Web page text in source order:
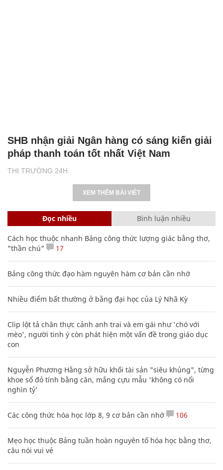
THỊ TRƯỜNG 24H
SHB nhận giải Ngân hàng có sáng kiến giải
pháp thanh toán tốt nhất Việt Nam
XEM THÊM BÀI VIẾT
Đọc nhiều Bình luận nhiều
Cách học thuộc nhanh Bảng công thức lượng giác bằng thơ,
"thần chú"
17
Bảng công thức đạo hàm nguyên hàm cơ bản cần nhớ
Nhiều điểm bất thường ở bằng đại học của Lý Nhã Kỳ
Clip lột tả chân thực cảnh anh trai và em gái như 'chó với
mèo', người tinh ý còn phát hiện một vấn đề trong giáo dục
con
Nguyễn Phương Hằng sở hữu khối tài sản "siêu khủng", từng
khoe sổ đỏ tính bằng cân, mắng cựu mẫu 'không có nổi
nghìn tỷ'
Các công thức hóa học lớp 8, 9 cơ bản cần nhớ 106
Mẹo học thuộc Bảng tuần hoàn nguyên tố hóa học bằng thơ,
câu nói vui vẻ